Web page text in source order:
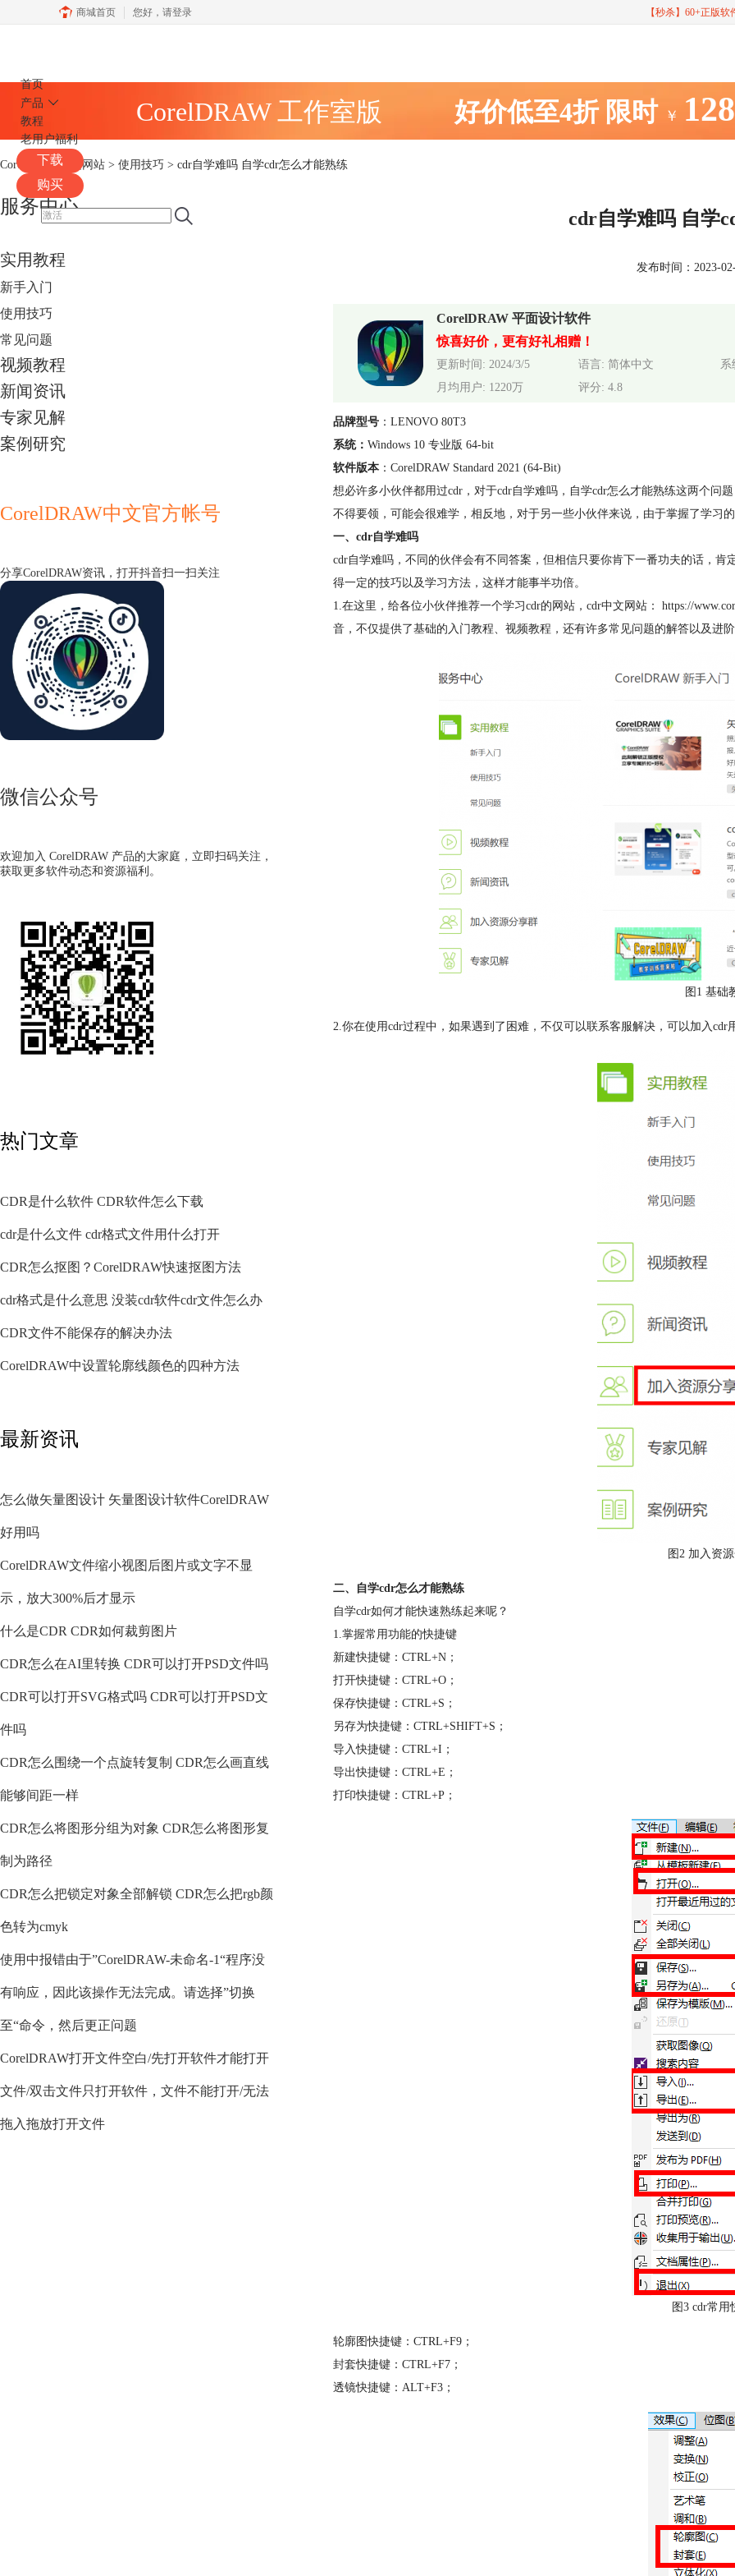
商城首页 您好， 请登录 【秒杀】60+正版
首页
产品
教程
老用户福利
下载
购买
CorelDRAW 工作室版 好价低至4折 限时 ￥
CorelDRAW中文网站 > 使用技巧 > cdr自学难吗 自学cdr怎么才能熟练
服务中心
实用教程
新手入门
使用技巧
常见问题
视频教程
新闻资讯
专家见解
案例研究
CorelDRAW中文官方帐号
分享CorelDRAW资讯，打开抖音扫一扫关注
微信公众号
欢迎加入 CorelDRAW 产品的大家庭，立即扫码关注，
获取更多软件动态和资源福利。
热门文章
CDR是什么软件 CDR软件怎么下载
cdr是什么文件 cdr格式文件用什么打开
CDR怎么抠图？CorelDRAW快速抠图方法
cdr格式是什么意思 没装cdr软件cdr文件怎么办
CDR文件不能保存的解决办法
CorelDRAW中设置轮廓线颜色的四种方法
最新资讯
怎么做矢量图设计 矢量图设计软件CorelDRAW
好用吗
CorelDRAW文件缩小视图后图片或文字不显
示，放大300%后才显示
什么是CDR CDR如何裁剪图片
CDR怎么在AI里转换 CDR可以打开PSD文件吗
CDR可以打开SVG格式吗 CDR可以打开PSD文
件吗
CDR怎么围绕一个点旋转复制 CDR怎么画直线
能够间距一样
CDR怎么将图形分组为对象 CDR怎么将图形复
制为路径
CDR怎么把锁定对象全部解锁 CDR怎么把rgb颜
色转为cmyk
使用中报错由于”CorelDRAW-未命名-1“程序没
有响应，因此该操作无法完成。请选择”切换
至“命令，然后更正问题
CorelDRAW打开文件空白/先打开软件才能打开
文件/双击文件只打开软件，文件不能打开/无法
拖入拖放打开文件
cdr自学难吗 自学
发布时间：2023-
CorelDRAW 平面设计软件
惊喜好价，更有好礼相赠！
更新时间: 2024/3/5 语言: 简体中文
系
月均用户: 1220万
评分: 4.8
品牌型号 ：LENOVO 80T3
系统： Windows 10 专业版 64-bit
软件版本 ：CorelDRAW Standard 2021 (64-Bit)
想必许多小伙伴都用过cdr，对于cdr自学难吗，自学cdr怎么才能熟练这两个问
不得要领，可能会很难学，相反地，对于另一些小伙伴来说，由于掌握了学习
一、cdr自学难吗
cdr自学难吗，不同的伙伴会有不同答案，但相信只要你肯下一番功夫的话，
得一定的技巧以及学习方法，这样才能事半功倍。
1.在这里，给各位小伙伴推荐一个学习cdr的网站，cdr中文网站： https://
音，不仅提供了基础的入门教程、视频教程，还有许多常见问题的解答以及进
图1 基础
2.你在使用cdr过程中，如果遇到了困难，不仅可以联系客服解决，可以加入
图2 加入资
二、自学cdr怎么才能熟练
自学cdr如何才能快速熟练起来呢？
1.掌握常用功能的快捷键
新建快捷键：CTRL+N；
打开快捷键：CTRL+O；
保存快捷键：CTRL+S；
另存为快捷键：CTRL+SHIFT+S；
导入快捷键：CTRL+I；
导出快捷键：CTRL+E；
打印快捷键：CTRL+P；
图3 cdr常用
轮廓图快捷键：CTRL+F9；
封套快捷键：CTRL+F7；
透镜快捷键：ALT+F3；